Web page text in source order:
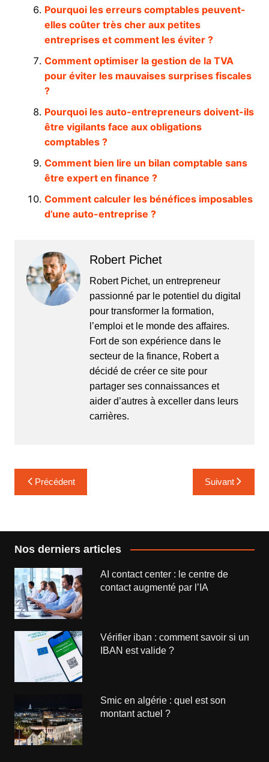
Pourquoi les erreurs comptables peuvent-
elles coûter très cher aux petites
entreprises et comment les éviter ?
Comment optimiser la gestion de la TVA
pour éviter les mauvaises surprises fiscales
?
Pourquoi les auto-entrepreneurs doivent-ils
être vigilants face aux obligations
comptables ?
Comment bien lire un bilan comptable sans
être expert en finance ?
Comment calculer les bénéfices imposables
d’une auto-entreprise ?
Robert Pichet
Robert Pichet, un entrepreneur
passionné par le potentiel du digital
pour transformer la formation,
l’emploi et le monde des affaires.
Fort de son expérience dans le
secteur de la finance, Robert a
décidé de créer ce site pour
partager ses connaissances et
aider d’autres à exceller dans leurs
carrières.
Navigation
de
Précédent Suivant
Nos derniers articles
AI contact center : le centre de
contact augmenté par l’IA
Vérifier iban : comment savoir si un
IBAN est valide ?
Smic en algérie : quel est son
montant actuel ?